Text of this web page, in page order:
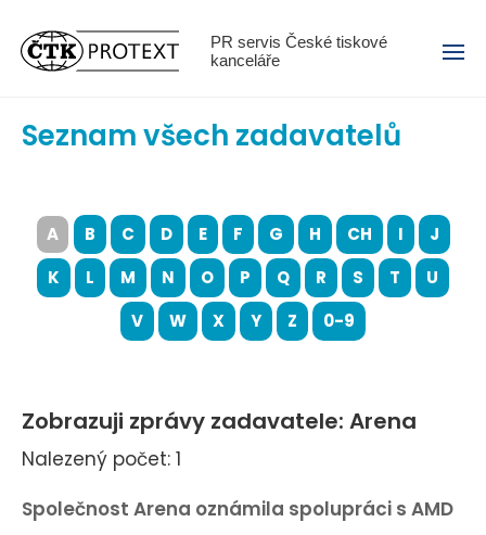
PR servis České tiskové
kanceláře
Menu
Seznam všech zadavatelů
A B C D E F G H CH I
J
K
L M N O P Q R S T
U
V
W X Y Z 0-9
Zobrazuji zprávy zadavatele: Arena
Nalezený počet: 1
Společnost Arena oznámila spolupráci s AMD